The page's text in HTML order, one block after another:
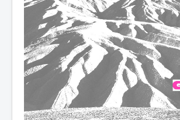
ASTRA ZENECAN
MONOCROSS
USINE DES DUNES